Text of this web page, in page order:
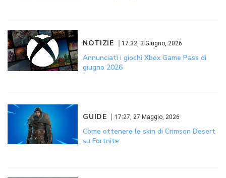
NOTIZIE 17:32, 3 Giugno, 2026
Annunciati i giochi Xbox Game Pass di
giugno 2026
GUIDE 17:27, 27 Maggio, 2026
Come ottenere le skin di Crimson Desert
su Fortnite